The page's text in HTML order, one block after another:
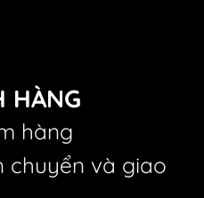
HÀNG
hàng
chuyển và giao